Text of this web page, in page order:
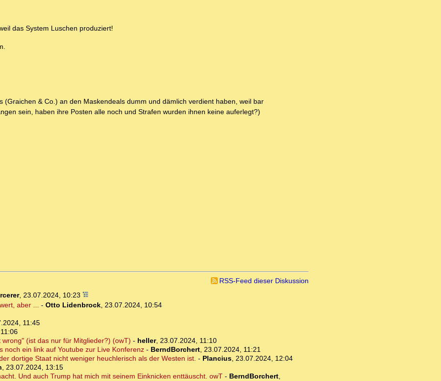
das System Luschen produziert!
& Co.) an den Maskendeals dumm und dämlich verdient haben, weil bar
sein, haben ihre Posten alle noch und Strafen wurden ihnen keine auferlegt?)
RSS-Feed dieser Diskussion
, 23.07.2024, 10:23
aber ... - Otto Lidenbrock, 23.07.2024, 10:54
11:45
(ist das nur für Mitglieder?) (owT) - heller, 23.07.2024, 11:10
noch ein link auf Youtube zur Live Konferenz- BerndBorchert, 23.07.2024, 11:21
dortige Staat nicht weniger heuchlerisch als der Westen ist. - Plancius, 23.07.2024, 12:04
, 23.07.2024, 13:15
Und auch Trump hat mich mit seinem Einknicken enttäuscht. owT- BerndBorchert,